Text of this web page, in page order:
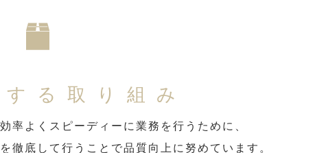
る取り組み
率よくスピーディーに業務を行うために、
徹底して行うことで品質向上に努めています。